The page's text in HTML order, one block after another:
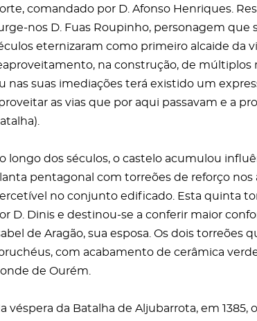
comandado por D. Afonso Henriques.
nos D. Fuas Roupinho, personagem
eternizaram como primeiro alcaide da
na construção, de
nas suas imediações terá existido um
as vias que por aqui passavam e a
longo dos séculos, o castelo acumulou
pentagonal com torreões de reforço
no conjunto edificado. Esta quinta
D. Dinis e destinou-se a conferir maior
de Aragão, sua esposa. Os dois
com acabamento de cerâmica
de Ourém.
véspera da Batalha de Aljubarrota, em